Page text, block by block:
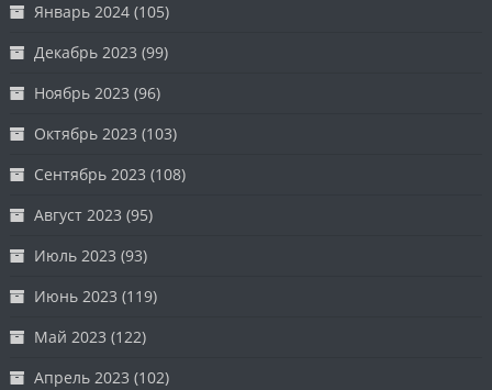
Январь 2024 (105)
Декабрь 2023 (99)
Ноябрь 2023 (96)
Октябрь 2023 (103)
Сентябрь 2023 (108)
Август 2023 (95)
Июль 2023 (93)
Июнь 2023 (119)
Май 2023 (122)
Апрель 2023 (102)